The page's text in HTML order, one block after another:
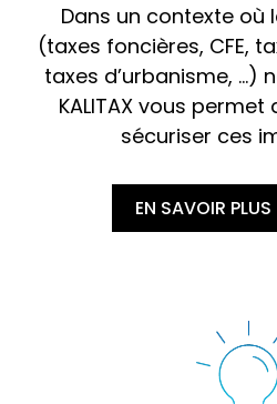
Dans un contexte où
(taxes foncières, CFE,
taxes d’urbanisme, …)
KALITAX vous
sécuriser ces
EN SAVOIR PLUS